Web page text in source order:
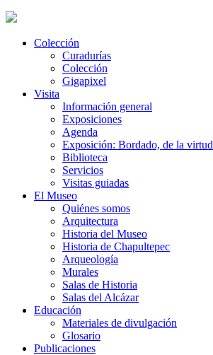
Colección
Curadurías
Colección
Gigapixel
Visita
Información general
Exposiciones
Agenda
Exposición: Bordado, de la virtud
Biblioteca
Servicios
Visitas guiadas
El Museo
Quiénes somos
Arquitectura
Historia del Museo
Historia de Chapultepec
Arqueología
Murales
Salas de Historia
Salas del Alcázar
Educación
Materiales de divulgación
Glosario
Publicaciones